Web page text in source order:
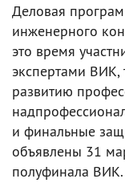
Деловая
инженерного
это время
экспертами ВИК,
развитию
и финальные
объявлены 31
полуфинала ВИК.